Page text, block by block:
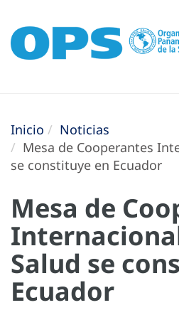
Inicio
Noticias
Mesa de Cooperantes
se constituye en Ecuador
Mesa de
Salud se
Ecuador